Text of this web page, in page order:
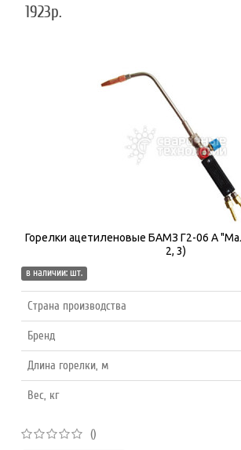
1923р.
Горелки ацетиленовые БАМЗ Г2-06 А
2, 3)
в наличии: шт.
Страна производства
Бренд
Длина горелки, м
Вес, кг
()